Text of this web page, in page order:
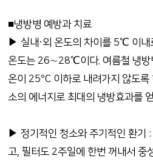
■냉방병 예방과 치료
▶ 실내·외 온도의 차이를 5℃ 이내
온도는 26∼28℃이다. 여름철 냉방
온이 25°C 이하로 내려가지 않도록
소의 에너지로 최대의 냉방효과를
▶ 정기적인 청소와 주기적인 환기
고, 필터도 2주일에 한번 꺼내서 중